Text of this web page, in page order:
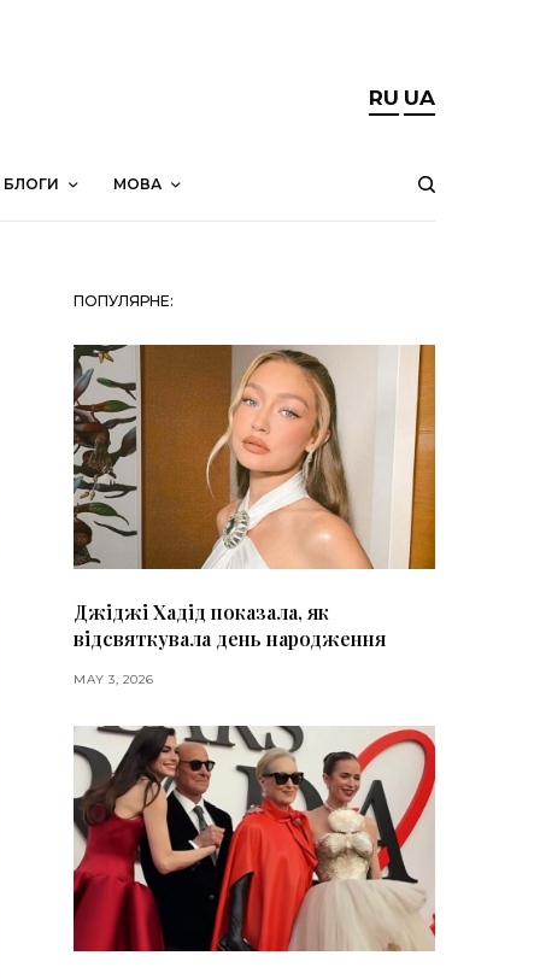
RU UA
БЛОГИ МОВА
ПОПУЛЯРНЕ:
Джіджі Хадід показала, як
відсвяткувала день народження
MAY 3, 2026